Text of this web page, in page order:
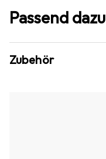
Passend dazu
Zubehör